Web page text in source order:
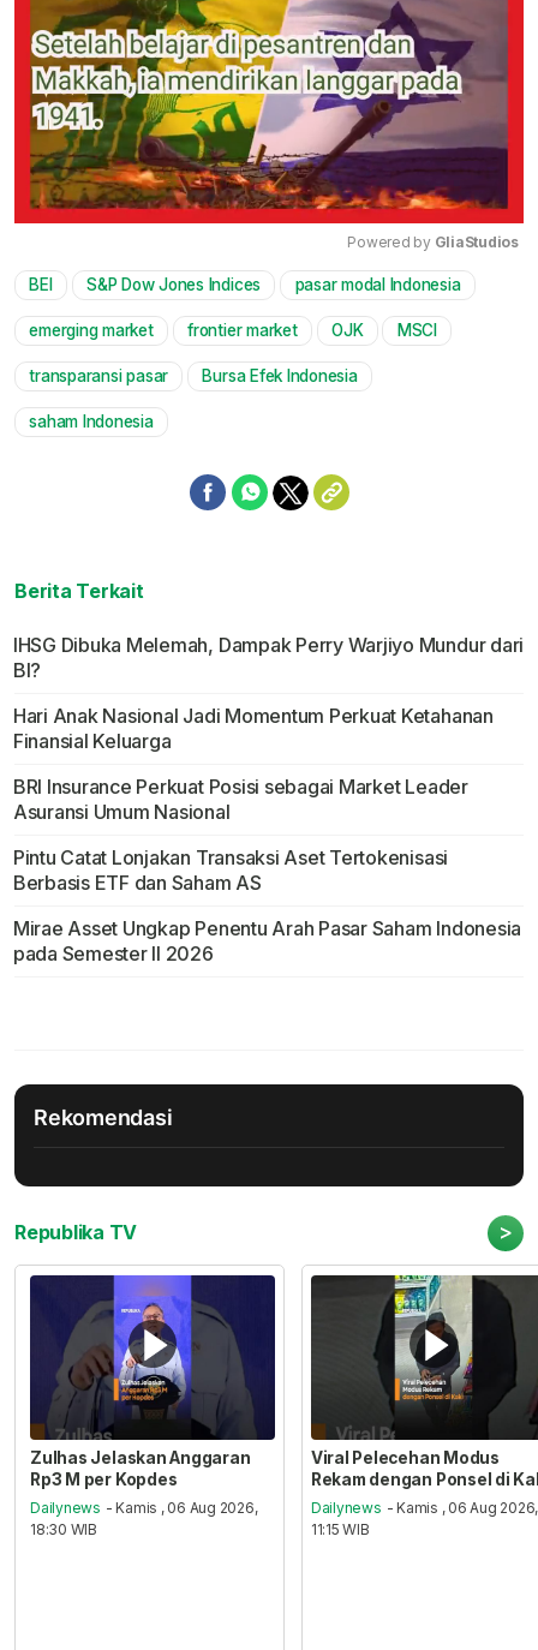
Mute
Powered by GliaStudios
BEI S&P Dow Jones Indices pasar modal Indonesia
emerging market frontier market OJK MSCI
transparansi pasar Bursa Efek Indonesia
saham Indonesia
Berita Terkait
IHSG Dibuka Melemah, Dampak Perry Warjiyo Mundur dari
BI?
Hari Anak Nasional Jadi Momentum Perkuat Ketahanan
Finansial Keluarga
BRI Insurance Perkuat Posisi sebagai Market Leader
Asuransi Umum Nasional
Pintu Catat Lonjakan Transaksi Aset Tertokenisasi
Berbasis ETF dan Saham AS
Mirae Asset Ungkap Penentu Arah Pasar Saham Indonesia
pada Semester II 2026
Rekomendasi
Republika TV >
Zulhas Jelaskan Anggaran
Rp3 M per Kopdes
Dailynews - Kamis , 06 Aug 2026,
18:30 WIB
Viral Pelecehan Modus
Rekam dengan Ponsel di
Dailynews - Kamis , 06 Aug 2026,
11:15 WIB